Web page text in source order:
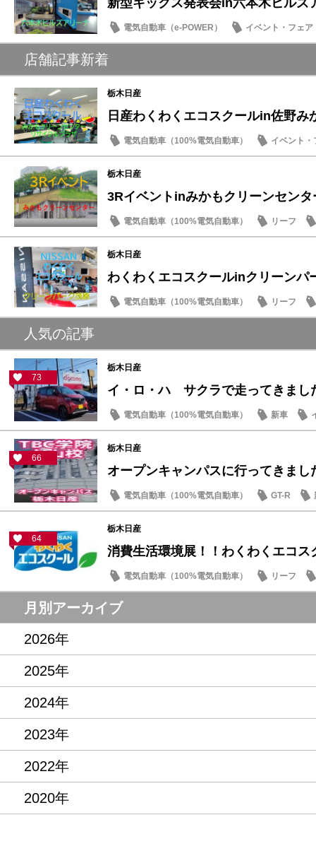
電気自動車（e-POWER）
イベント・フェア
キックス
店舗記事新着
栃木日産
日産わくわくエコスクールin佐野み
電気自動車（100%電気自動車）
イベント・
SDGs
栃木日産
3Rイベントinみかもクリーンセンタ
電気自動車（100%電気自動車）
リーフ
SDGs
栃木日産
わくわくエコスクールinクリーンパ
電気自動車（100%電気自動車）
リーフ
SDGs
人気の記事
73
栃木日産
イ・ロ・ハ サクラで走ってきまし
電気自動車（100%電気自動車） 新車
サクラ
66
栃木日産
オープンキャンパスに行ってきまし
電気自動車（100%電気自動車） GT-R
64
栃木日産
消費生活環境展！！わくわくエコス
電気自動車（100%電気自動車）
リーフ
サクラ
月別アーカイブ
2026年
2025年
2024年
2023年
2022年
2020年